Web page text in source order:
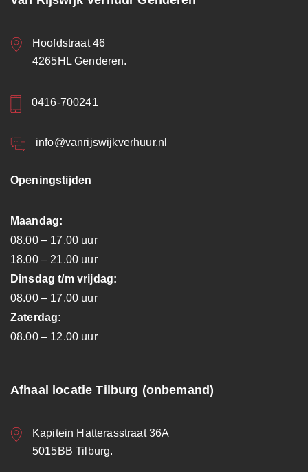
Hoofdstraat 46
4265HL Genderen.
0416-700241
info@vanrijswijkverhuur.nl
Openingstijden
Maandag:
08.00 – 17.00 uur
18.00 – 21.00 uur
Dinsdag t/m vrijdag:
08.00 – 17.00 uur
Zaterdag:
08.00 – 12.00 uur
Afhaal locatie Tilburg (onbemand)
Kapitein Hatterasstraat 36A
5015BB Tilburg.